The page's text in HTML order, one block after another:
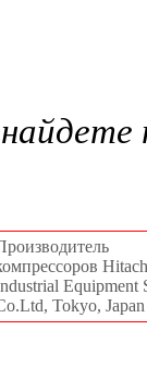
Equipment
Tokyo, Japan